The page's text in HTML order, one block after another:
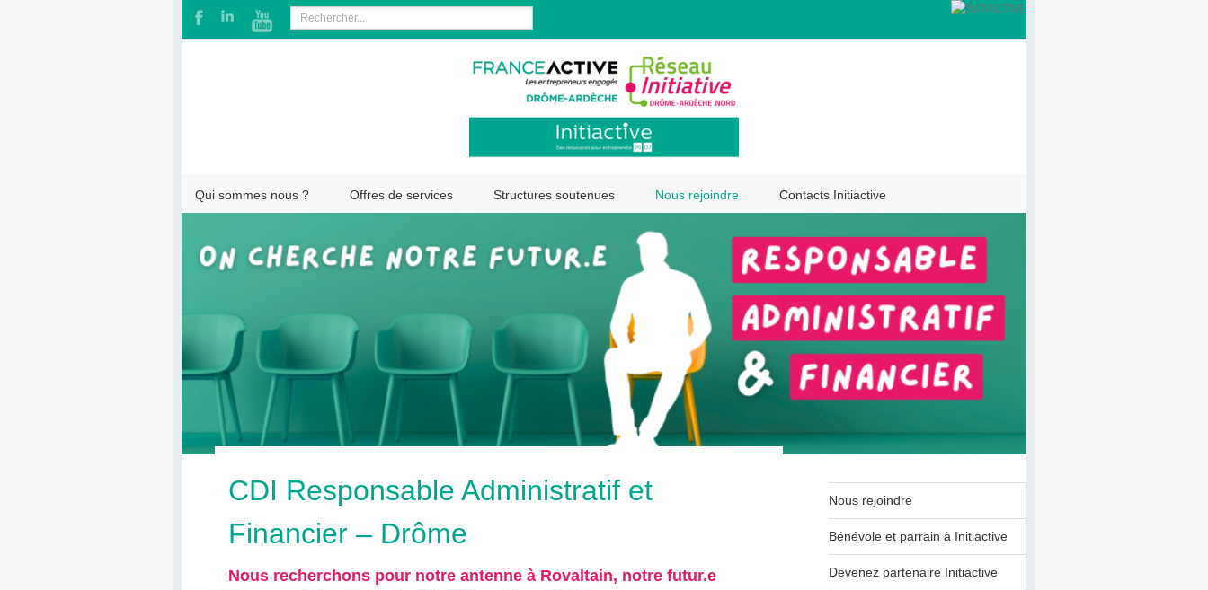
Qui sommes nous ? Offres de services Structures soutenues Nous rejoindre Contacts Initiactive
CDI Responsable Administratif et
Financier – Drôme
Nous recherchons pour notre antenne à Rovaltain, notre futur.e
Nous rejoindre
Bénévole et parrain à Initiactive
Devenez partenaire Initiactive